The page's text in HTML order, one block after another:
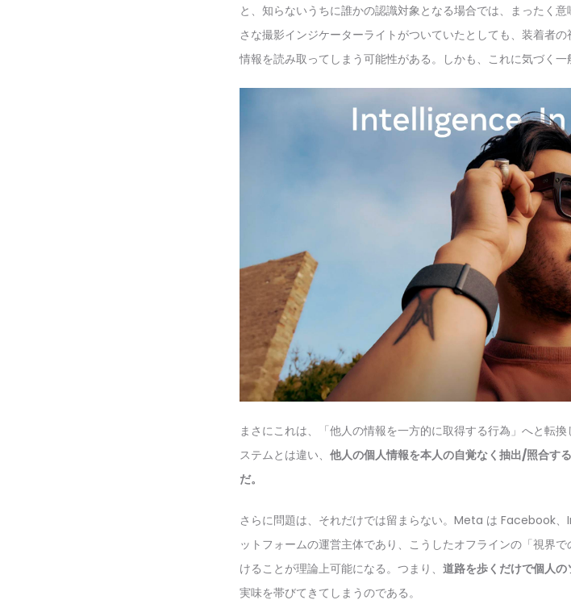
と、知らないうちに誰かの認識対象となる場合では、まったく
さな撮影インジケーターライトがついていたとしても、装着者
情報を読み取ってしまう可能性がある。しかも、これに気づく一
まさにこれは、「他人の情報を一方的に取得する行為」へと転
ステムとは違い、 他人の個人情報を本人の自覚なく抽出/照合す
だ。
さらに問題は、それだけでは留まらない。Meta は Facebook
ットフォームの運営主体であり、こうしたオフラインの「視界
けることが理論上可能になる。つまり、 道路を歩くだけで個人
実味を帯びてきてしまうのである。